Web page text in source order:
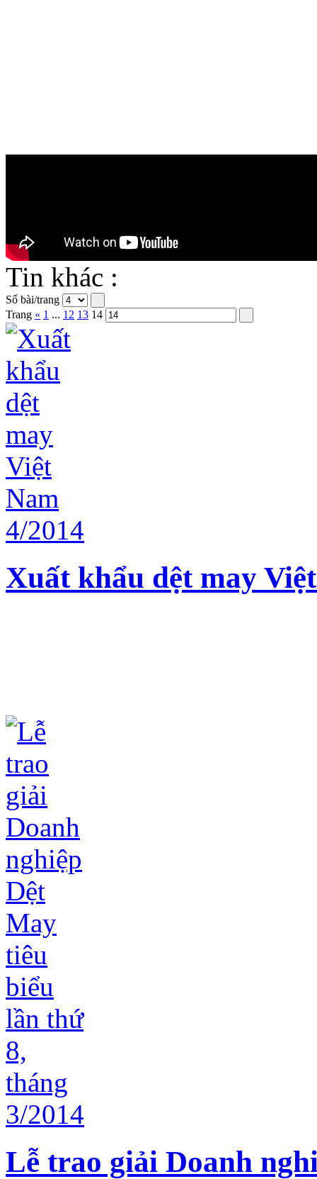
Tin khác :
Số bài/trang
Trang « 1 ... 12 13 14
Xuất khẩu dệt may
Lễ trao giải Doanh